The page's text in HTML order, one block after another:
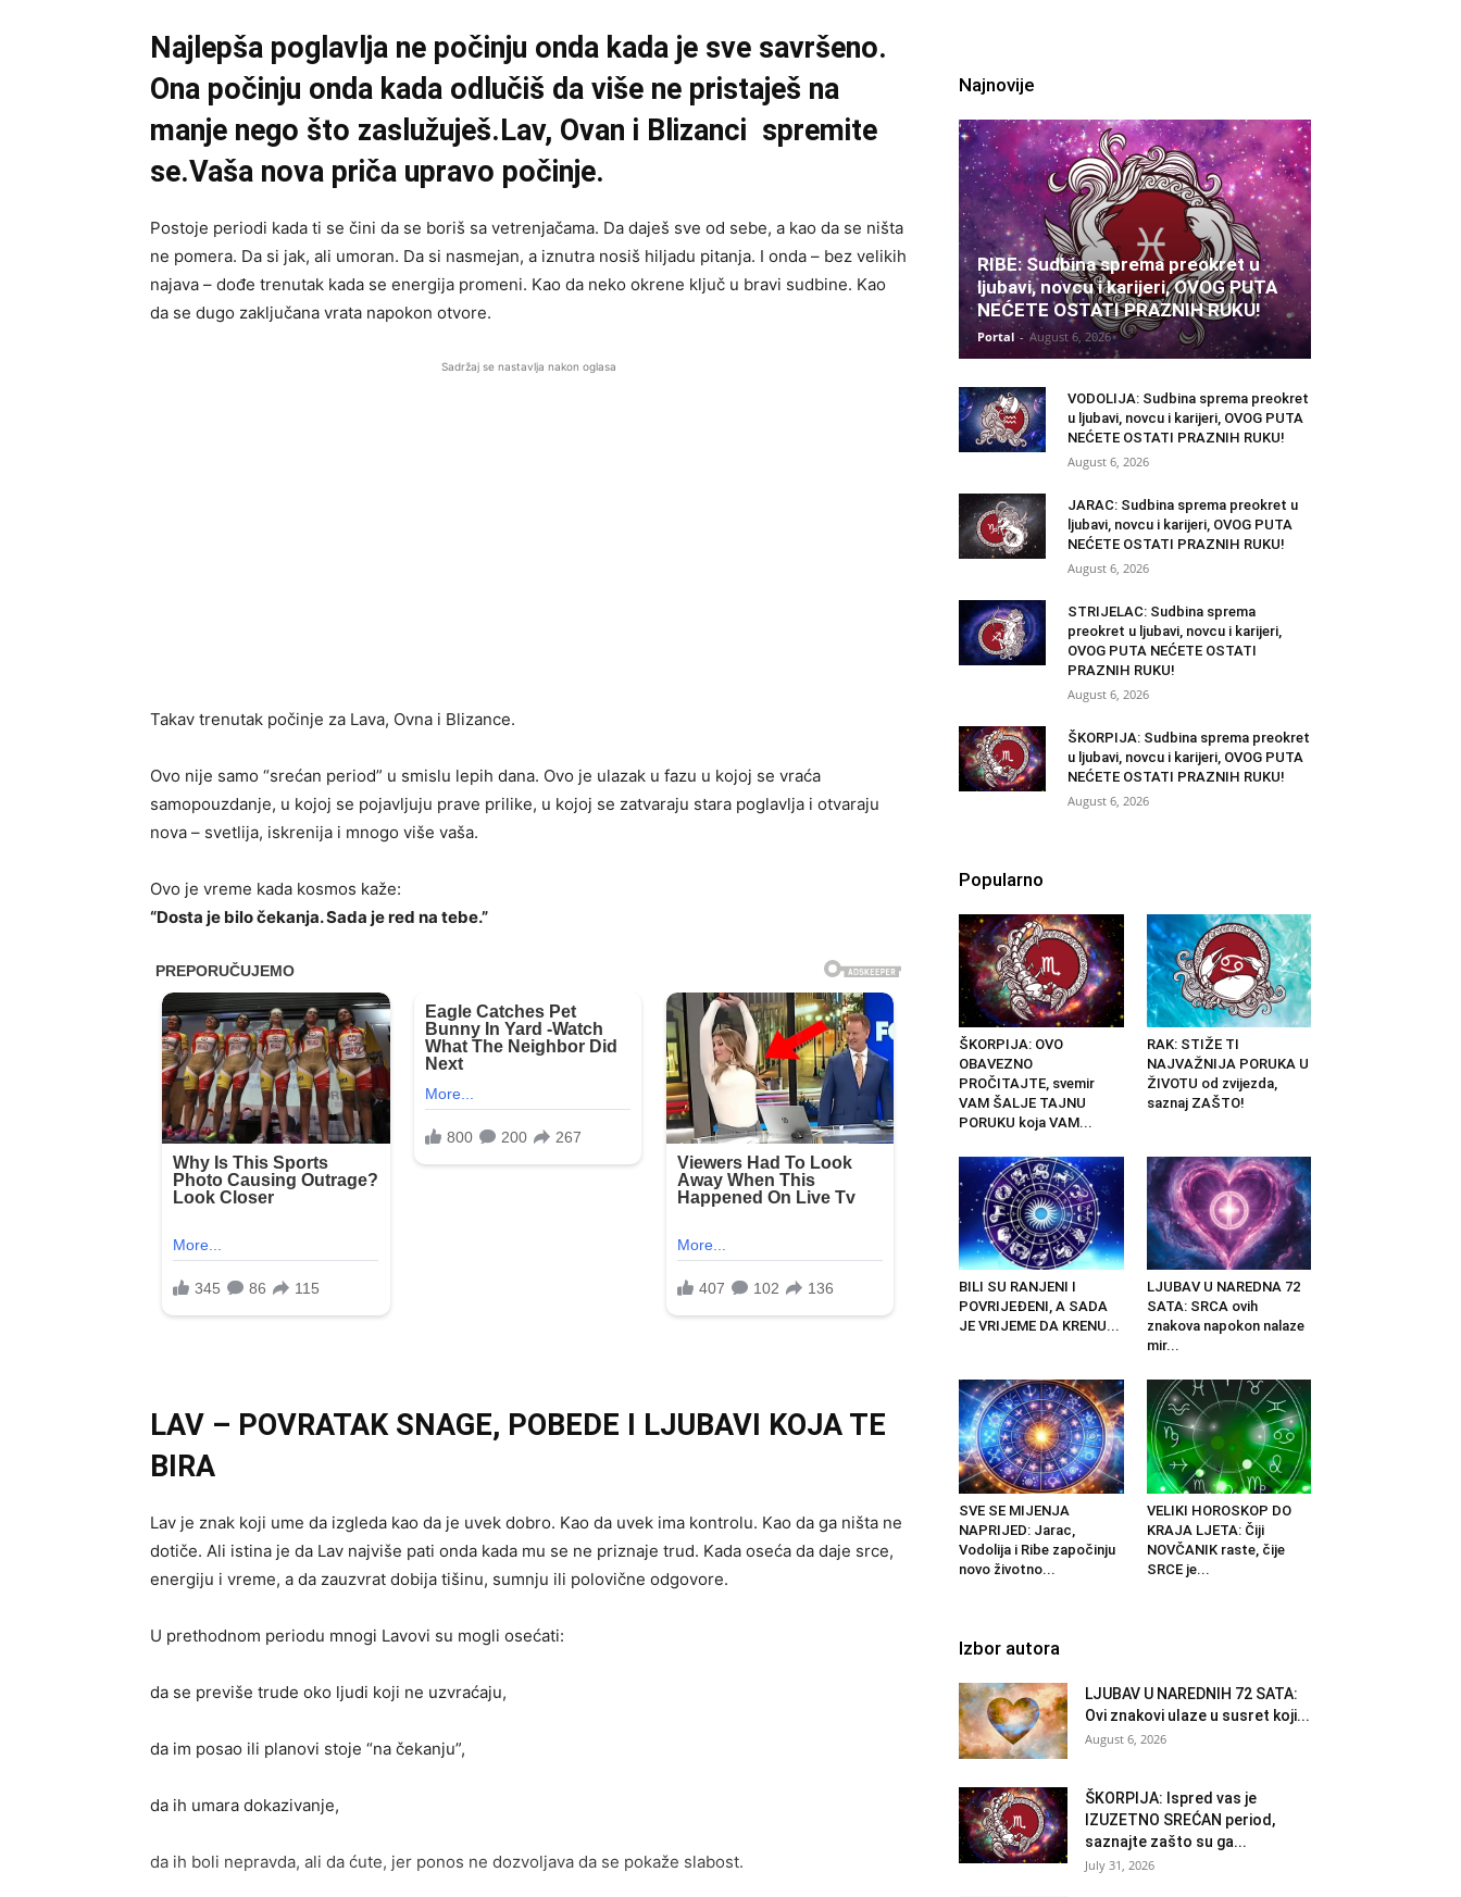
Najlepša poglavlja ne počinju onda kada je sve savršeno.
Ona počinju onda kada odlučiš da više ne pristaješ na
manje nego što zaslužuješ.Lav, Ovan i Blizanci spremite
se.Vaša nova priča upravo počinje.
Postoje periodi kada ti se čini da se boriš sa vetrenjačama. Da daješ sve od sebe, a kao da se ništa
ne pomera. Da si jak, ali umoran. Da si nasmejan, a iznutra nosiš hiljadu pitanja. I onda – bez velikih
najava – dođe trenutak kada se energija promeni. Kao da neko okrene ključ u bravi sudbine. Kao
da se dugo zaključana vrata napokon otvore.
Sadržaj se nastavlja nakon oglasa
Takav trenutak počinje za Lava, Ovna i Blizance.
Ovo nije samo “srećan period” u smislu lepih dana. Ovo je ulazak u fazu u kojoj se vraća
samopouzdanje, u kojoj se pojavljuju prave prilike, u kojoj se zatvaraju stara poglavlja i otvaraju
nova – svetlija, iskrenija i mnogo više vaša.
Ovo je vreme kada kosmos kaže:
“Dosta je bilo čekanja. Sada je red na tebe.”
LAV – POVRATAK SNAGE, POBEDE I LJUBAVI KOJA TE
BIRA
Lav je znak koji ume da izgleda kao da je uvek dobro. Kao da uvek ima kontrolu. Kao da ga ništa ne
dotiče. Ali istina je da Lav najviše pati onda kada mu se ne priznaje trud. Kada oseća da daje srce,
energiju i vreme, a da zauzvrat dobija tišinu, sumnju ili polovične odgovore.
U prethodnom periodu mnogi Lavovi su mogli osećati:
da se previše trude oko ljudi koji ne uzvraćaju,
da im posao ili planovi stoje “na čekanju”,
da ih umara dokazivanje,
da ih boli nepravda, ali da ćute, jer ponos ne dozvoljava da se pokaže slabost.
Najnovije
RIBE: Sudbina sprema preokret u
ljubavi, novcu i karijeri, OVOG PUTA
NEĆETE OSTATI PRAZNIH RUKU!
Portal - August 6, 2026
VODOLIJA: Sudbina sprema preokret
u ljubavi, novcu i karijeri, OVOG PUTA
NEĆETE OSTATI PRAZNIH RUKU!
August 6, 2026
JARAC: Sudbina sprema preokret u
ljubavi, novcu i karijeri, OVOG PUTA
NEĆETE OSTATI PRAZNIH RUKU!
August 6, 2026
STRIJELAC: Sudbina sprema
preokret u ljubavi, novcu i karijeri,
OVOG PUTA NEĆETE OSTATI
PRAZNIH RUKU!
August 6, 2026
ŠKORPIJA: Sudbina sprema preokret
u ljubavi, novcu i karijeri, OVOG PUTA
NEĆETE OSTATI PRAZNIH RUKU!
August 6, 2026
Popularno
ŠKORPIJA: OVO
OBAVEZNO
PROČITAJTE, svemir
VAM ŠALJE TAJNU
PORUKU koja VAM...
RAK: STIŽE TI
NAJVAŽNIJA PORUKA U
ŽIVOTU od zvijezda,
saznaj ZAŠTO!
BILI SU RANJENI I
POVRIJEĐENI, A SADA
JE VRIJEME DA KRENU...
LJUBAV U NAREDNA 72
SATA: SRCA ovih
znakova napokon nalaze
mir...
SVE SE MIJENJA
NAPRIJED: Jarac,
Vodolija i Ribe započinju
novo životno...
VELIKI HOROSKOP DO
KRAJA LJETA: Čiji
NOVČANIK raste, čije
SRCE je...
Izbor autora
LJUBAV U NAREDNIH 72 SATA:
Ovi znakovi ulaze u susret koji...
August 6, 2026
ŠKORPIJA: Ispred vas je
IZUZETNO SREĆAN period,
saznajte zašto su ga...
July 31, 2026